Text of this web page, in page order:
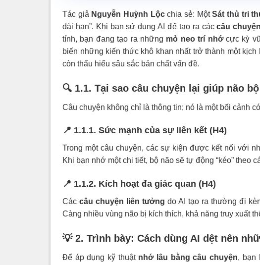
Tác giả Nguyễn Huỳnh Lộcchia sẻ: MộtSát thủ tri
dài hạn”. Khi bạn sử dụng AI để tạo ra cáccâu
tính, bạn đang tạo ra những mỏ neo trí nhớcực kỳ
biến những kiến thức khô khan nhất trở thành một
còn thấu hiểu sâu sắc bản chất vấn đề.
🔍 1.1. Tại sao câu chuyện lại giúp não
Câu chuyện không chỉ là thông tin; nó là một bối cảnh
📍 1.1.1. Sức mạnh của sự liên kết (H4)
Trong một câu chuyện, các sự kiện được kết nối với
Khi bạn nhớ một chi tiết, bộ não sẽ tự động “kéo” theo
📍 1.1.2. Kích hoạt đa giác quan (H4)
Các câu chuyện liên tưởng do AI tạo ra thường đi
Càng nhiều vùng não bị kích thích, khả năng truy xuất
💡 2. Trình bày: Cách dùng AI dệt nên
Để áp dụng kỹ thuật nhớ lâu bằng câu chuyện, bạn